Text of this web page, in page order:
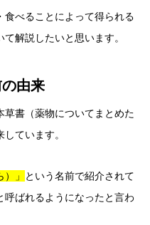
べることによって得られる
解説したいと思います。
の由来
書（薬物についてまとめた
ています。
」
という名前で紹介されて
呼ばれるようになったと言わ